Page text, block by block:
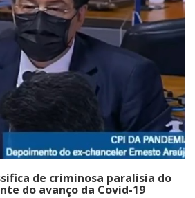
de criminosa paralisia do
do avanço da Covid-19